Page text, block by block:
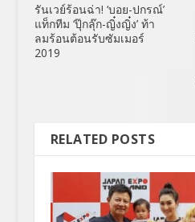
รันเวย์ร้อนฉ่า! ‘บอย-ปกรณ์’
แท็กทีม ‘ปุ๊กลุ๊ก-ญิ๋งญิ๋ง’ ท้า
ลมร้อนต้อนรับซัมเมอร์
2019
RELATED POSTS